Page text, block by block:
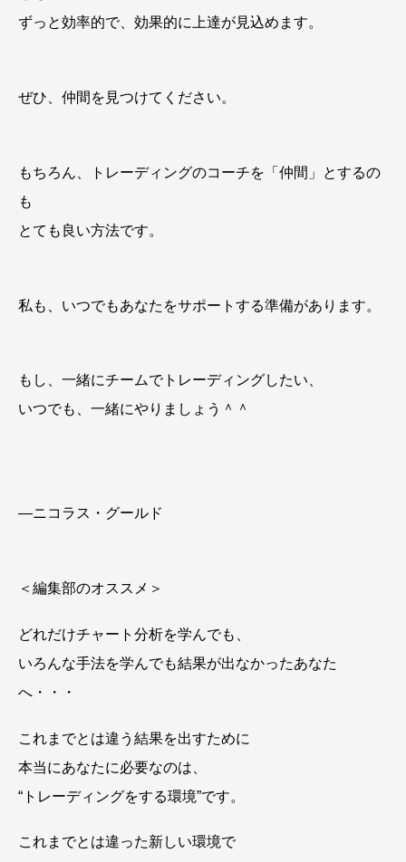
ずっと効率的で、効果的に上達が見込めます。
ぜひ、仲間を見つけてください。
もちろん、トレーディングのコーチを「仲間」とするの
も
とても良い方法です。
私も、いつでもあなたをサポートする準備があります。
もし、一緒にチームでトレーディングしたい、
いつでも、一緒にやりましょう＾＾
―ニコラス・グールド
＜編集部のオススメ＞
どれだけチャート分析を学んでも、
いろんな手法を学んでも結果が出なかったあなた
へ・・・
これまでとは違う結果を出すために
本当にあなたに必要なのは、
“トレーディングをする環境”です。
これまでとは違った新しい環境で